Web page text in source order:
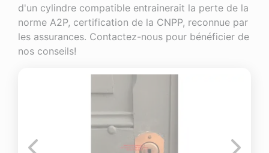
d'un cylindre compatible entrainerait la perte de la
norme A2P, certification de la CNPP, reconnue par
les assurances. Contactez-nous pour bénéficier de
nos conseils!